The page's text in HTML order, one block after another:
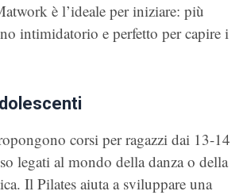
è l’ideale per iniziare: più
intimidatorio e perfetto per capire i
corsi per ragazzi dai 13-14
legati al mondo della danza o della
Il Pilates aiuta a sviluppare una